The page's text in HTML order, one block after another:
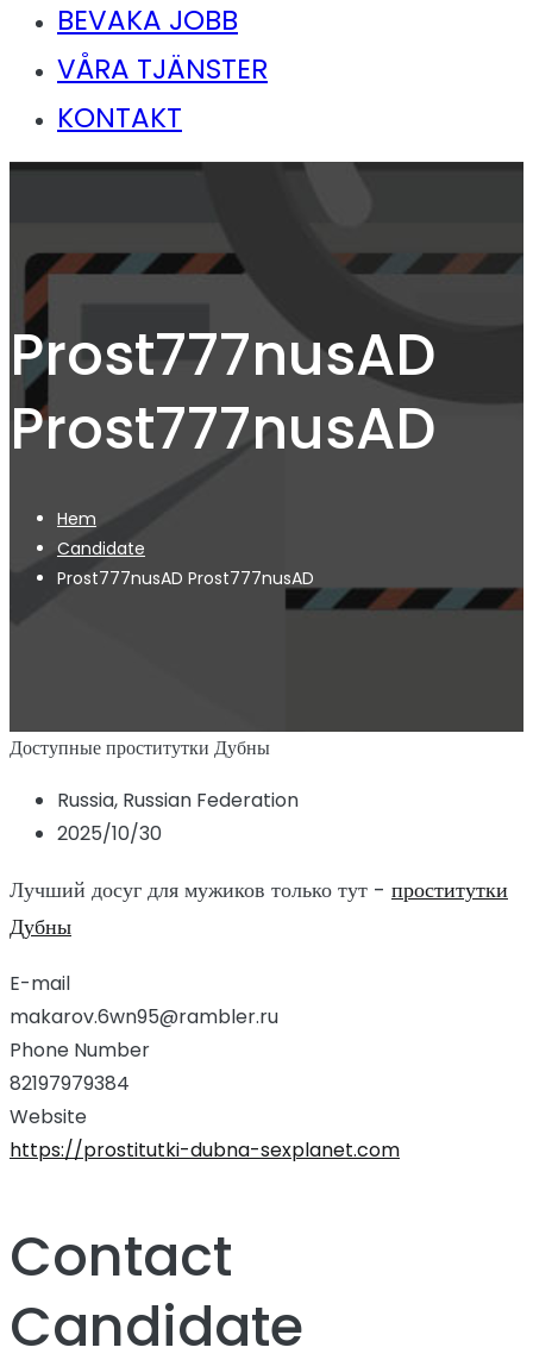
BEVAKA JOBB
VÅRA TJÄNSTER
KONTAKT
Prost777nusAD
Prost777nusAD
Hem
Candidate
Prost777nusAD Prost777nusAD
Доступные проститутки Дубны
Russia, Russian Federation
2025/10/30
Лучший досуг для мужиков только тут - проститутки
Дубны
E-mail
makarov.6wn95@rambler.ru
Phone Number
82197979384
Website
https://prostitutki-dubna-sexplanet.com
Contact
Candidate